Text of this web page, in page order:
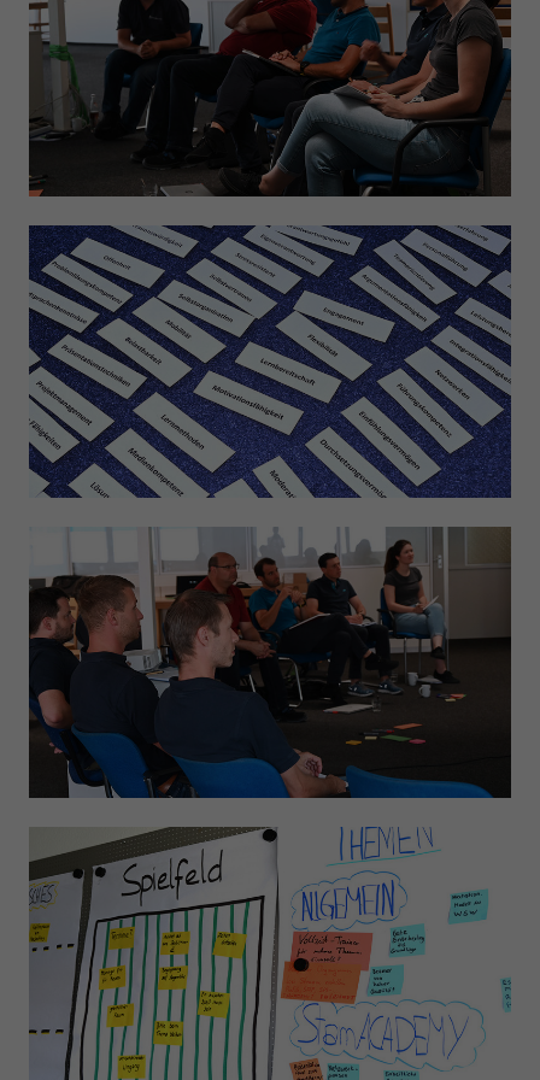
Anbieter Google LLC
Zweck
Wird von Google Analytics verwendet, um die
Anforderungsrate einzuschränken
Name _gid
Anbieter Google LLC
Laufzeit 1 Tag
Zweck
Registriert eine eindeutige ID, die verwendet wird,
um statistische Daten dazu, wie der Besucher die
Website nutzt, zu generieren.